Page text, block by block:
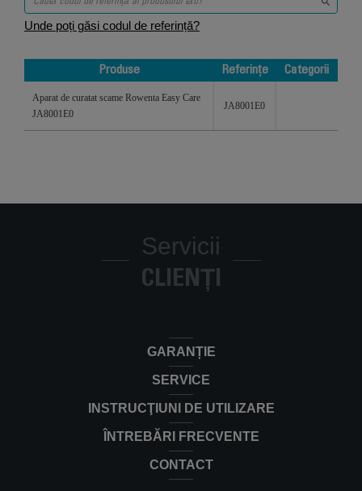
Unde poți găsi codul de referință?
Produse Referințe
Categorii
Aparat de curatat scame Rowenta Easy Care
JA8001E0
JA8001E0
Servicii
CLIENȚI
GARANȚIE
SERVICE
INSTRUCŢIUNI DE UTILIZARE
ÎNTREBĂRI FRECVENTE
CONTACT